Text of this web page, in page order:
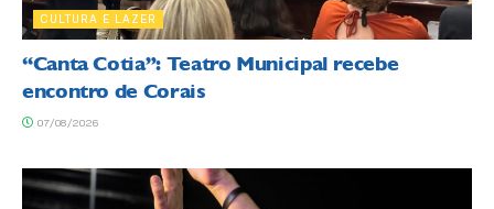
CULTURA E LAZER
“Canta Cotia”: Teatro Municipal recebe
encontro de Corais
07/08/2026